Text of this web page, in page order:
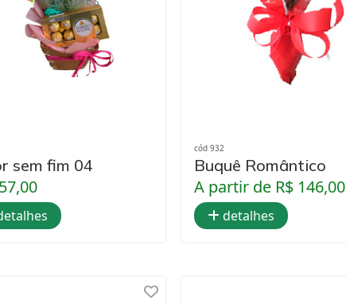
sem fim 04
cód 932
Buquê Romântico
A partir de R$ 146,00
detalhes